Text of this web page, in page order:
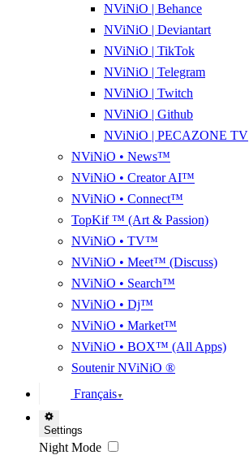
NViNiO | Behance
NViNiO | Deviantart
NViNiO | TikTok
NViNiO | Telegram
NViNiO | Twitch
NViNiO | Github
NViNiO | PECAZONE TV
NViNiO • News™
NViNiO • Creator AI™
NViNiO • Connect™
TopKif ™ (Art & Passion)
NViNiO • TV™
NViNiO • Meet™ (Discuss)
NViNiO • Search™
NViNiO • Dj™
NViNiO • Market™
NViNiO • BOX™ (All Apps)
Soutenir NViNiO ®
Français ▼
Settings
Night Mode